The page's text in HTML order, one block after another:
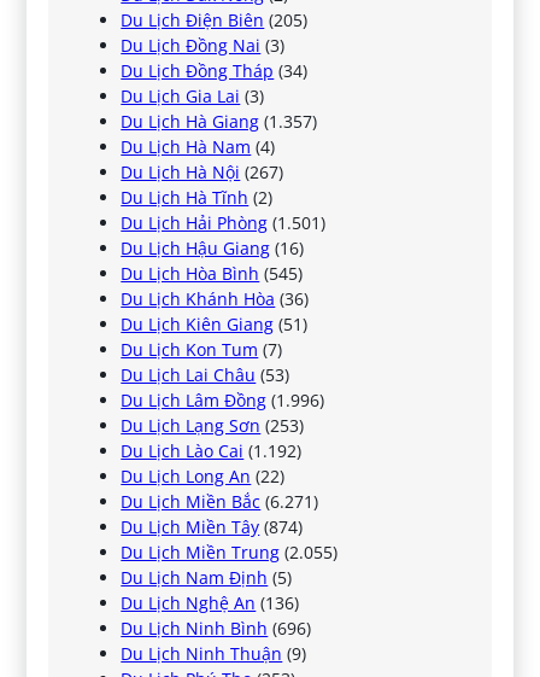
Du Lịch Điện Biên (205)
Du Lịch Đồng Nai (3)
Du Lịch Đồng Tháp (34)
Du Lịch Gia Lai (3)
Du Lịch Hà Giang (1.357)
Du Lịch Hà Nam (4)
Du Lịch Hà Nội (267)
Du Lịch Hà Tĩnh (2)
Du Lịch Hải Phòng (1.501)
Du Lịch Hậu Giang (16)
Du Lịch Hòa Bình (545)
Du Lịch Khánh Hòa (36)
Du Lịch Kiên Giang (51)
Du Lịch Kon Tum (7)
Du Lịch Lai Châu (53)
Du Lịch Lâm Đồng (1.996)
Du Lịch Lạng Sơn (253)
Du Lịch Lào Cai (1.192)
Du Lịch Long An (22)
Du Lịch Miền Bắc (6.271)
Du Lịch Miền Tây (874)
Du Lịch Miền Trung (2.055)
Du Lịch Nam Định (5)
Du Lịch Nghệ An (136)
Du Lịch Ninh Bình (696)
Du Lịch Ninh Thuận (9)